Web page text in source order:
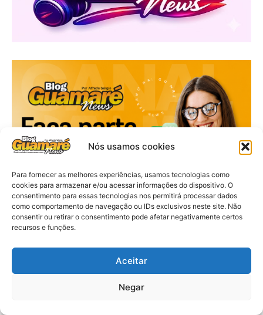
Nós usamos cookies
Para fornecer as melhores experiências, usamos tecnologias como
cookies para armazenar e/ou acessar informações do dispositivo. O
consentimento para essas tecnologias nos permitirá processar dados
como comportamento de navegação ou IDs exclusivos neste site. Não
consentir ou retirar o consentimento pode afetar negativamente certos
recursos e funções.
Aceitar
Negar